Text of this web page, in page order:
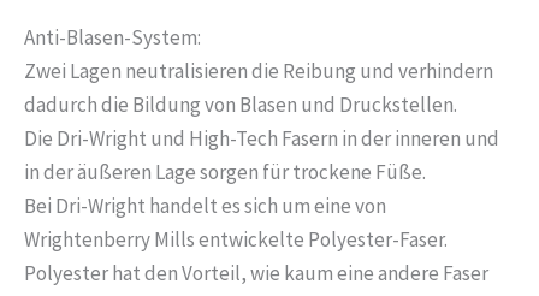
Anti-Blasen-System:
Zwei Lagen neutralisieren die Reibung und verhindern
dadurch die Bildung von Blasen und Druckstellen.
Die Dri-Wright und High-Tech Fasern in der inneren und
in der äußeren Lage sorgen für trockene Füße.
Bei Dri-Wright handelt es sich um eine von
Wrightenberry Mills entwickelte Polyester-Faser.
Polyester hat den Vorteil, wie kaum eine andere Faser